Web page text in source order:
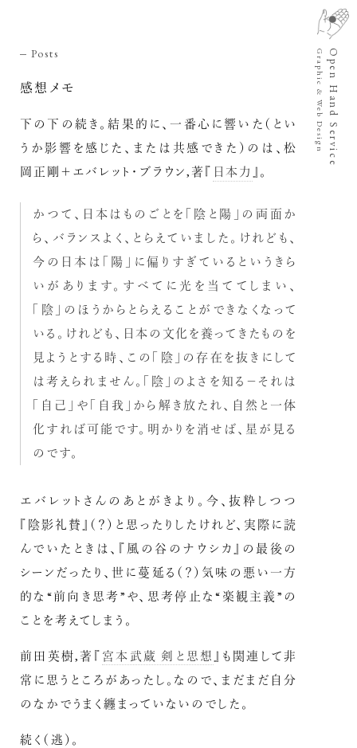
Open Hand Service
Graphic & Web Design
Posts
感想メモ
下の下の続き。結果的に、一番心に響いた（とい
うか影響を感じた、または共感できた）のは、松
岡正剛＋エバレット・ブラウン,著『 日本力 』。
かつて、日本はものごとを「陰と陽」の両面か
ら、バランスよく、とらえていました。けれども、
今の日本は「陽」に偏りすぎているというきら
いがあります。すべてに光を当ててしまい、
「陰」のほうからとらえることができなくなって
いる。けれども、日本の文化を養ってきたものを
見ようとする時、この「陰」の存在を抜きにして
は考えられません。「陰」のよさを知る－それは
「自己」や「自我」から解き放たれ、自然と一体
化すれば可能です。明かりを消せば、星が見る
のです。
エバレットさんのあとがきより。今、抜粋しつつ
『陰影礼賛』（？）と思ったりしたけれど、実際に読
んでいたときは、『風の谷のナウシカ』の最後の
シーンだったり、世に蔓延る（？）気味の悪い一方
的な“前向き思考”や、思考停止な“楽観主義”の
ことを考えてしまう。
前田英樹,著『 宮本武蔵 剣と思想 』も関連して非
常に思うところがあったし。なので、まだまだ自分
のなかでうまく纏まっていないのでした。
続く（逃）。